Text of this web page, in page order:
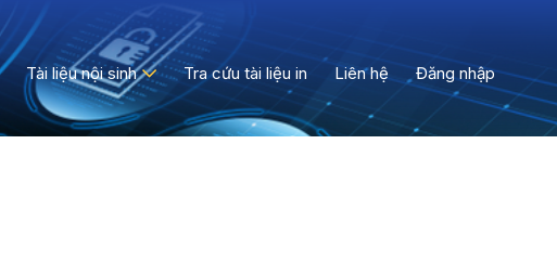
Tài liệu nội sinh Tra cứu tài liệu in Liên hệ Đăng nhập